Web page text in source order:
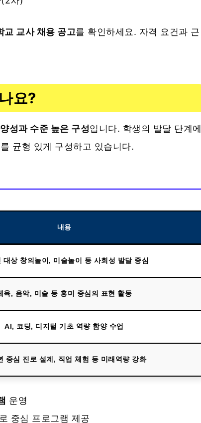
교 교사 채용 공고를 확인하세요. 자격 요건과 근
요?
성과 수준 높은 구성입니다. 학생의 발달 단계에
균형 있게 구성하고 있습니다.
내용
대상 창의놀이, 미술놀이 등 사회성 발달 중심
육, 음악, 미술 등 흥미 중심의 표현 활동
AI, 코딩, 디지털 기초 역량 함양 수업
중심 진로 설계, 직업 체험 등 미래역량 강화
운영
중심 프로그램 제공